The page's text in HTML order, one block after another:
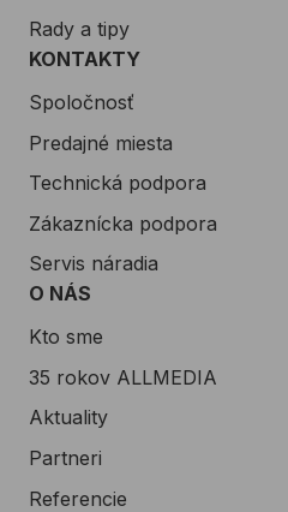
Rady a tipy
KONTAKTY
Spoločnosť
Predajné miesta
Technická podpora
Zákaznícka podpora
Servis náradia
O NÁS
Kto sme
35 rokov ALLMEDIA
Aktuality
Partneri
Referencie